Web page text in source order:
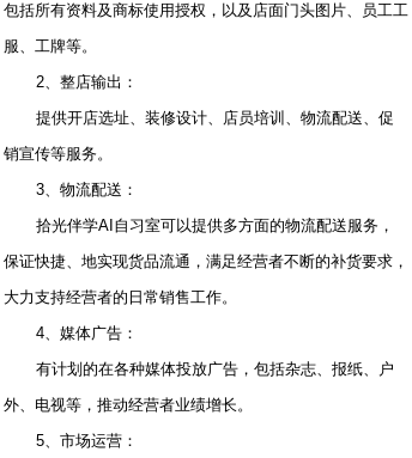
包括所有资料及商标使用授权，以及店面门头图片、员工工
服、工牌等。
2、整店输出：
提供开店选址、装修设计、店员培训、物流配送、促
销宣传等服务。
3、物流配送：
拾光伴学AI自习室可以提供多方面的物流配送服务，
保证快捷、地实现货品流通，满足经营者不断的补货要求，
大力支持经营者的日常销售工作。
4、媒体广告：
有计划的在各种媒体投放广告，包括杂志、报纸、户
外、电视等，推动经营者业绩增长。
5、市场运营：